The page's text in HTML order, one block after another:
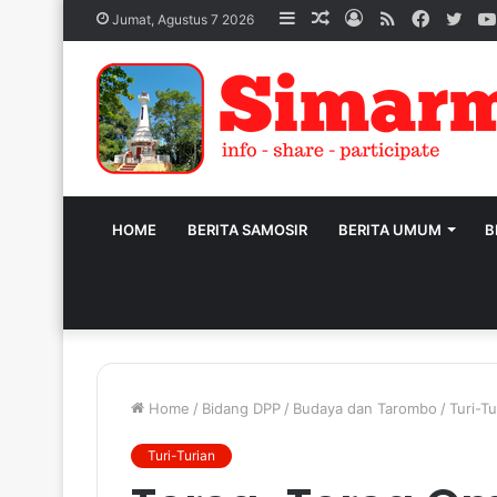
Jumat, Agustus 7 2026 Sidebar
Acak LogRSS
HOME BERITA SAMOSIR BERITA UMUM
Home / Bidang DPP / Budaya dan Tarombo / Turi-
Turi-Turian